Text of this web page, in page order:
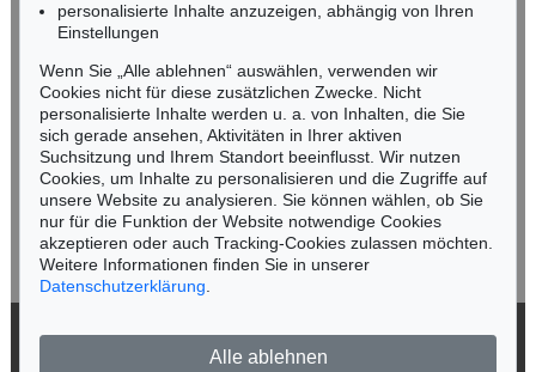
Keine Auktion mehr verpassen!
Wir informieren Sie rechtzeitig.
Jetzt zum Newsletter anmelden >
personalisierte Inhalte anzuzeigen, abhängig von Ihren
Einstellungen
Wenn Sie „Alle ablehnen“ auswählen, verwenden wir
Cookies nicht für diese zusätzlichen Zwecke. Nicht
personalisierte Inhalte werden u. a. von Inhalten, die Sie
sich gerade ansehen, Aktivitäten in Ihrer aktiven
Suchsitzung und Ihrem Standort beeinflusst. Wir nutzen
Cookies, um Inhalte zu personalisieren und die Zugriffe auf
unsere Website zu analysieren. Sie können wählen, ob Sie
nur für die Funktion der Website notwendige Cookies
akzeptieren oder auch Tracking-Cookies zulassen möchten.
Weitere Informationen finden Sie in unserer
Datenschutzerklärung
Alle ablehnen